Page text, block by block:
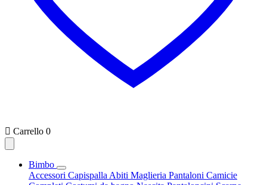
 Carrello 0
Bimbo
Accessori Capispalla Abiti Maglieria Pantaloni Camicie